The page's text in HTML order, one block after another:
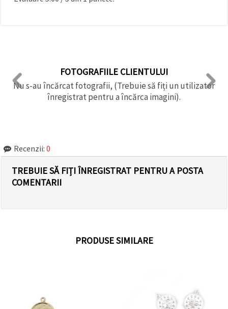
FOTOGRAFIILE CLIENTULUI
Nu s-au încărcat fotografii, (Trebuie să fiți un utilizator
înregistrat pentru a încărca imagini).
Recenzii: 0
TREBUIE SĂ FIȚI ÎNREGISTRAT PENTRU A POSTA
COMENTARII
PRODUSE SIMILARE